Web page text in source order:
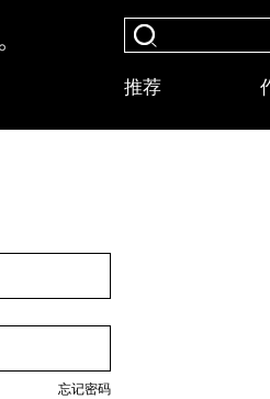
推荐
忘记密码